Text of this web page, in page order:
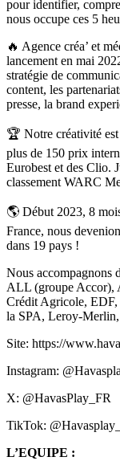
pour identifier,
nous occupe ces 5
🔥 Agence créa’ et
lancement en mai
stratégie de
content, les
presse, la brand
🏆 Notre créativité est
plus de 150 prix
Eurobest et des Clio.
classement WARC
🌎 Début 2023, 8
France, nous
dans 19 pays !
Nous accompagnons
ALL (groupe Accor),
Crédit Agricole,
la SPA, Leroy-
Site: https://
Instagram:
X: @HavasPlay_FR
TikTok:
L’EQUIPE :